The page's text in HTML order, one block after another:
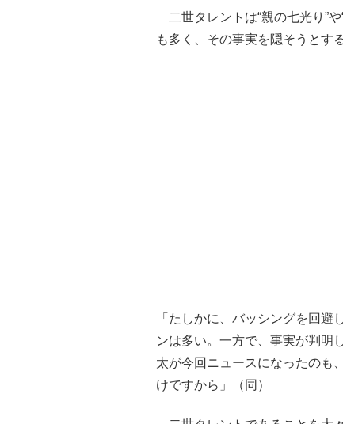
二世タレントは“親の七光り”
も多く、その事実を隠そうとす
「たしかに、バッシングを回
ンは多い。一方で、事実が判明
太が今回ニュースになったのも
けですから」（同）